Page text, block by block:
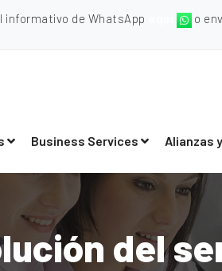
informativo de WhatsApp o
Business Services Alianzas
del